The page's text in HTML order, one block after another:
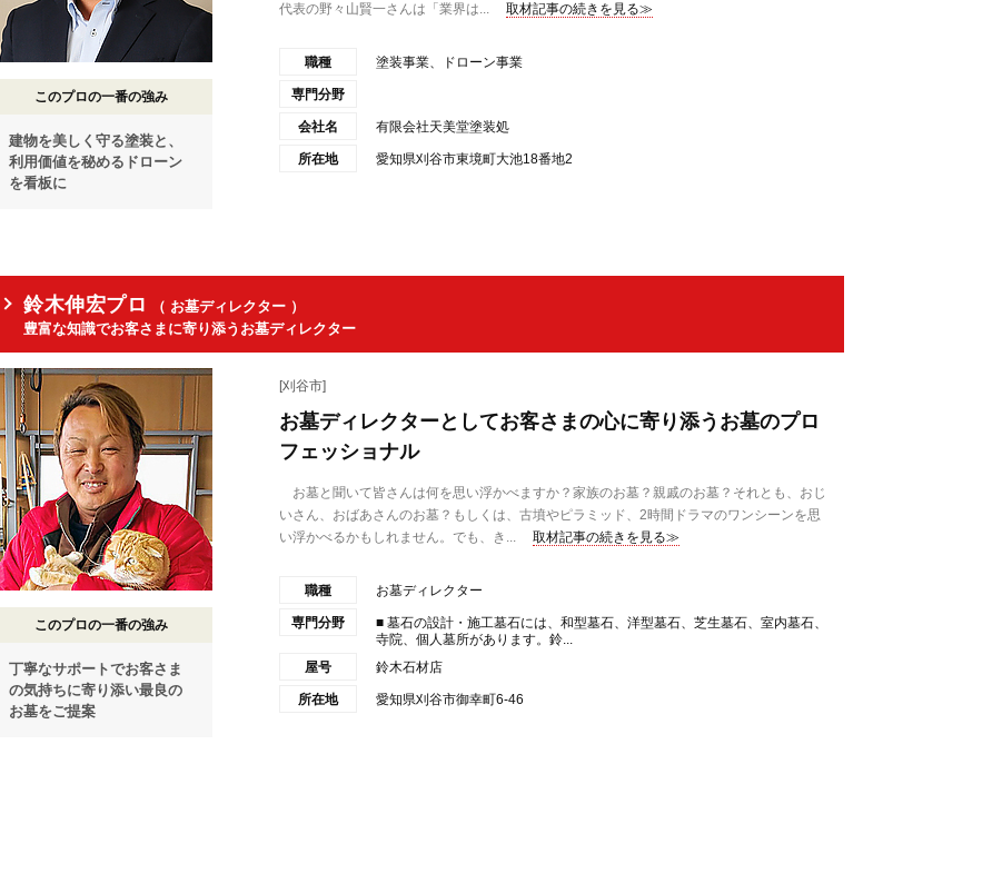
このプロの一番の強み
建物を美しく守る塗装と、
利用価値を秘めるドローン
を看板に
代表の野々山賢一さんは「業界は...
取材記事の続きを見る≫
職種 塗装事業、ドローン事業
専門分野
会社名 有限会社天美堂塗装処
所在地 愛知県刈谷市東境町大池18番地2
鈴木伸宏プロ
（ お墓ディレクター ）
豊富な知識でお客さまに寄り添うお墓ディレクター
このプロの一番の強み
丁寧なサポートでお客さま
の気持ちに寄り添い最良の
お墓をご提案
[刈谷市]
お墓ディレクターとしてお客さまの心に寄り添うお墓のプロ
フェッショナル
お墓と聞いて皆さんは何を思い浮かべますか？家族のお墓？親戚のお墓？それとも、おじ
いさん、おばあさんのお墓？もしくは、古墳やピラミッド、2時間ドラマのワンシーンを思
い浮かべるかもしれません。でも、き...
取材記事の続きを見る≫
職種 お墓ディレクター
専門分野
■ 墓石の設計・施工墓石には、和型墓石、洋型墓石、芝生墓石、室内墓石、
寺院、個人墓所があります。鈴...
屋号
鈴木石材店
所在地 愛知県刈谷市御幸町6-46